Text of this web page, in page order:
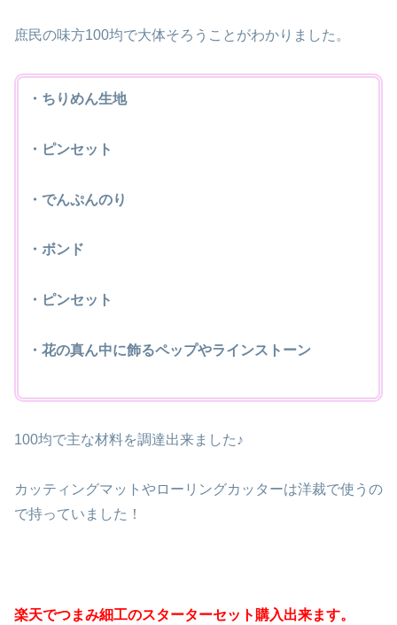
庶民の味方100均で大体そろうことがわかりました。
・ちりめん生地
・ピンセット
・でんぷんのり
・ボンド
・ピンセット
・花の真ん中に飾るペップやラインストーン
100均で主な材料を調達出来ました♪
カッティングマットやローリングカッターは洋裁で使うの
で持っていました！
楽天でつまみ細工のスターターセット購入出来ます。